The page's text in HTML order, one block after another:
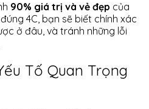
90% giá trị và vẻ đẹp của
4C, bạn sẽ biết chính xác
ở đâu, và tránh những lỗi
Tố Quan Trọng